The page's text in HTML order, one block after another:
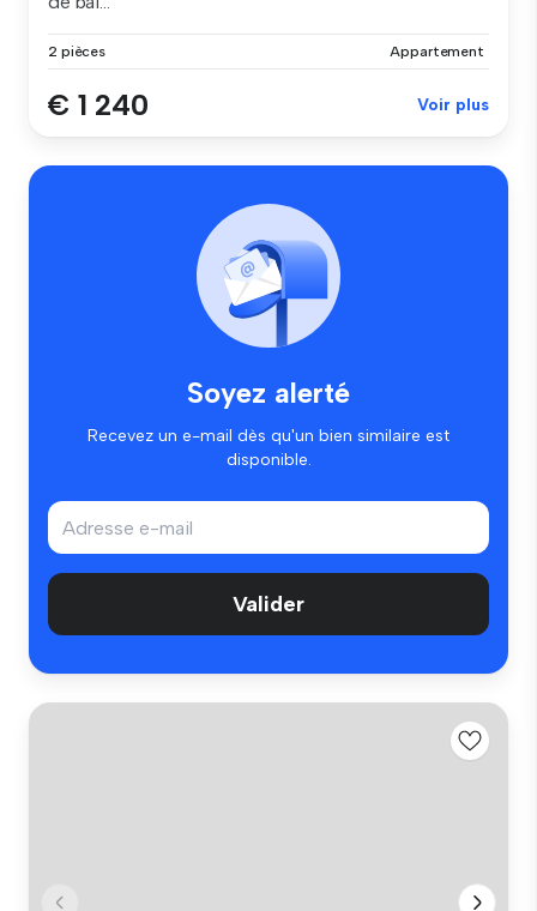
2 pièces Appartement
€ 1 240 Voir plus
Soyez alerté
Recevez un e-mail dès qu'un bien similaire est
disponible.
Valider